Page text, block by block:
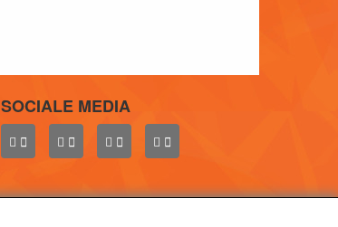
SOCIALE MEDIA